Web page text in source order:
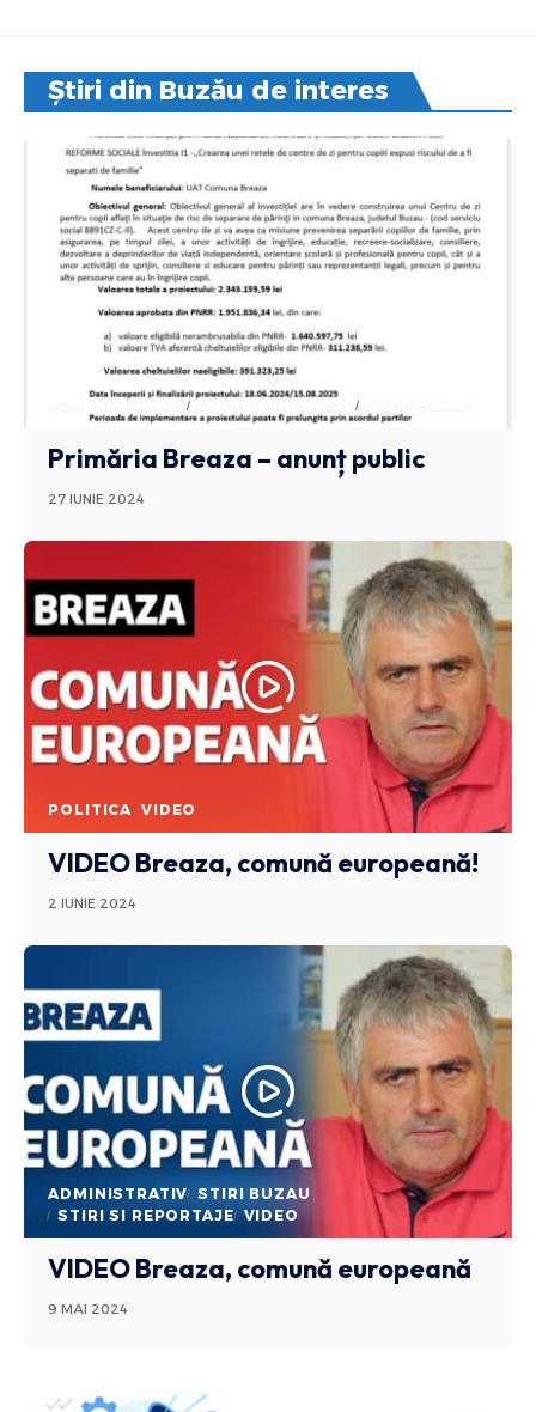
Știri din Buzău de interes
ADMINISTRATIV ANUNTURI BUZAU
Primăria Breaza – anunț public
27 IUNIE 2024
POLITICA VIDEO
VIDEO Breaza, comună europeană!
2 IUNIE 2024
ADMINISTRATIV STIRI BUZAU
STIRI SI REPORTAJE VIDEO
VIDEO Breaza, comună europeană
9 MAI 2024